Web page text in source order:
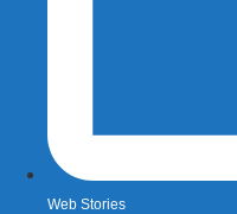
Web Stories